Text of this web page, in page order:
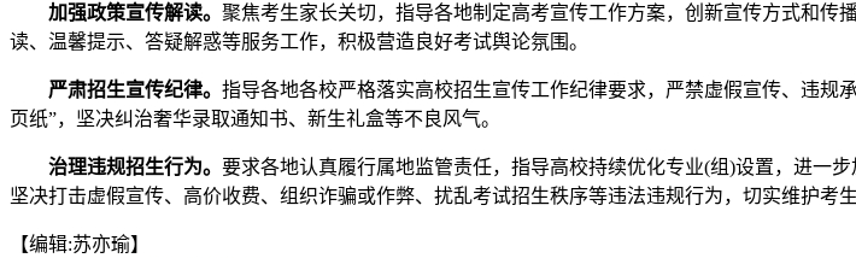
加强政策宣传解读。 聚焦考生家长关切，指导各地制定高考宣传工作方案，创新宣传方式和
读、温馨提示、答疑解惑等服务工作，积极营造良好考试舆论氛围。
严肃招生宣传纪律。 指导各地各校严格落实高校招生宣传工作纪律要求，严禁虚假宣传、违规
页纸”，坚决纠治奢华录取通知书、新生礼盒等不良风气。
治理违规招生行为。 要求各地认真履行属地监管责任，指导高校持续优化专业(组)设置，进一
坚决打击虚假宣传、高价收费、组织诈骗或作弊、扰乱考试招生秩序等违法违规行为，切实维护考
【编辑:苏亦瑜】